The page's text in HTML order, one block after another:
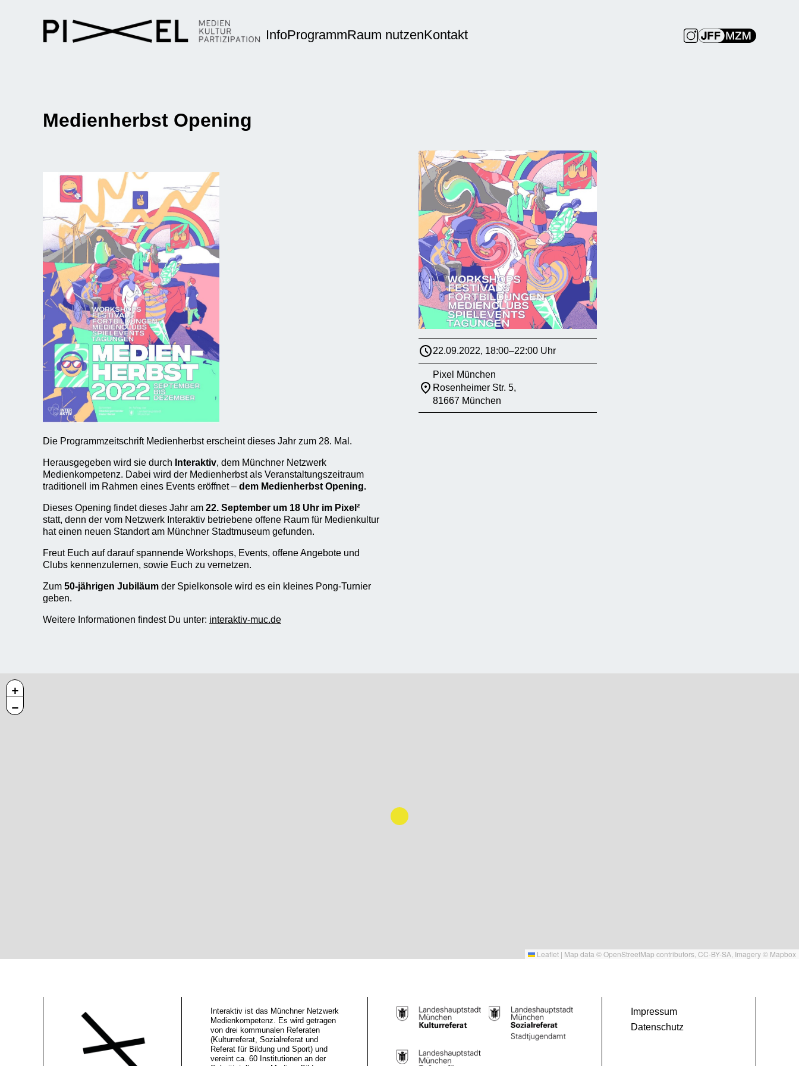
InfoProgrammRaum nutzenKontakt
Medienherbst Opening
Die Programmzeitschrift Medienherbst erscheint dieses Jahr zum 28. Mal.
Herausgegeben wird sie durch Interaktiv, dem Münchner Netzwerk
Medienkompetenz. Dabei wird der Medienherbst als Veranstaltungszeitraum
traditionell im Rahmen eines Events eröffnet – dem Medienherbst Opening.
Dieses Opening findet dieses Jahr am 22. September um 18 Uhr im Pixel²
statt, denn der vom Netzwerk Interaktiv betriebene offene Raum für Medienkultur
hat einen neuen Standort am Münchner Stadtmuseum gefunden.
Freut Euch auf darauf spannende Workshops, Events, offene Angebote und
Clubs kennenzulernen, sowie Euch zu vernetzen.
Zum 50-jährigen Jubiläum der Spielkonsole wird es ein kleines Pong-Turnier
geben.
Weitere Informationen findest Du unter: interaktiv-muc.de
22.09.2022, 18:00–22:00 Uhr
Pixel München
Rosenheimer Str. 5,
81667 München
+
−
Leaflet | Map data ©OpenStreetMap contributors, CC-BY-SA , Imagery © Mapbox
Interaktiv ist das Münchner Netzwerk
Medienkompetenz. Es wird getragen
von drei kommunalen Referaten
(Kulturreferat, Sozialreferat und
Referat für Bildung und Sport) und
vereint ca. 60 Institutionen an der
Impressum
Datenschutz